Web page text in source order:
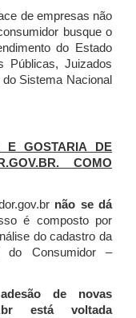
de empresas não
busque o
do Estado
Públicas, Juizados
Sistema Nacional
E GOSTARIA DE
COMO
não se dá
é composto por
do cadastro da
do Consumidor –
de novas
está voltada